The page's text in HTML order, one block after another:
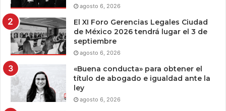
agosto 6, 2026
El XI Foro Gerencias Legales Ciudad
de México 2026 tendrá lugar el 3 de
septiembre
agosto 6, 2026
«Buena conducta» para obtener el
título de abogado e igualdad ante la
ley
agosto 6, 2026